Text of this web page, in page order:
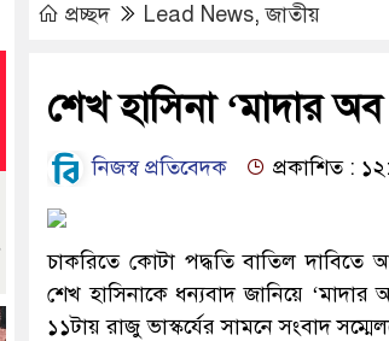
প্রচ্ছদ Lead News,জাতীয়
শেখ হাসিনা ‘মাদার
নিজস্ব প্রতিবেদক প্রকাশিত :
চাকরিতে কোটা পদ্ধতি বাতিল দাবিতে
শেখ হাসিনাকে ধন্যবাদ জানিয়ে
১১টায় রাজু ভাস্কর্যের সামনে সংবাদ